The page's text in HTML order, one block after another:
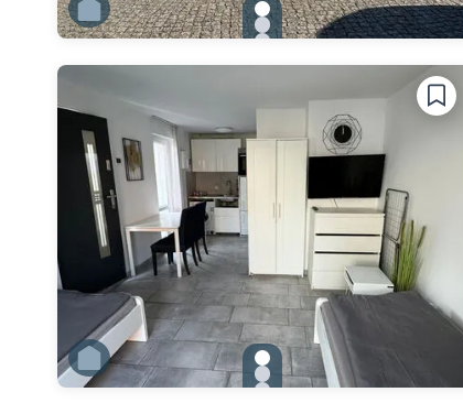
gallery.slide_selector
Zu Slide 1 wechseln
Zu Slide 2 wechseln
Zu Slide 6 wechseln
gallery.slide_selector
Zu Slide 1 wechseln
Zu Slide 2 wechseln